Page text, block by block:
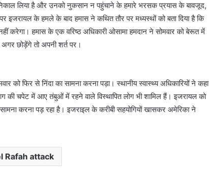
लिया है और उनको नुकसान न पहुंचाने के हमारे भरसक प्रयास के बावजूद,
इजरायल के हमले के बाद हमास ने कथित तौर पर मध्यस्थों को बता दिया है कि
करेगा। हमास के एक वरिष्ठ अधिकारी ओसामा हमदान ने सोमवार को बेरूत में
छोड़ेंगे तो अपनी शर्त पर।
को फिर से निंदा का सामना करना पड़ा। स्थानीय स्वास्थ्य अधिकारियों ने कहा
चपेट में आए तंबुओं में रहने वाले विस्थापित लोग भी शामिल हैं। इजरायल को
करना पड़ रहा है। इजराइल के करीबी सहयोगियों खासकर अमेरिका ने
Rafah attack